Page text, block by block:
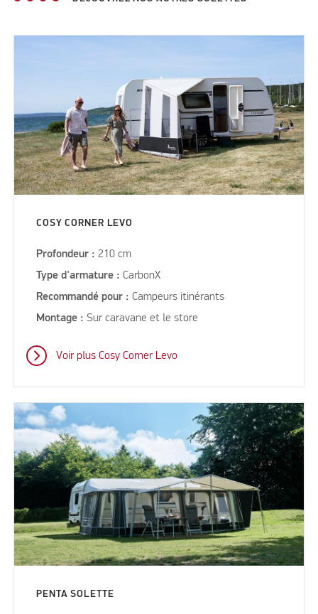
COSY CORNER LEVO
Profondeur :210 cm
Type d'armature :CarbonX
Recommandé pour :Campeurs itinérants
Montage :Sur caravane et le store
Voir plus Cosy Corner Levo
PENTA SOLETTE